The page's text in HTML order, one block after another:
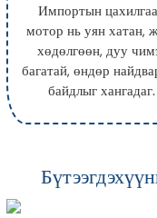
Импортын
мотор нь уян хатан,
хөдөлгөөн, дуу
багатай, өндөр
байдлыг хангадаг.